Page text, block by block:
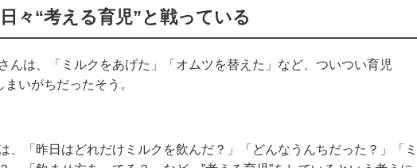
々“考える育児”と戦っている
んは、「ミルクをあげた」「オムツを替えた」など、ついつい育児
まいがちだったそう。
、「昨日はどれだけミルクを飲んだ？」「どんなうんちだった？」「ミ